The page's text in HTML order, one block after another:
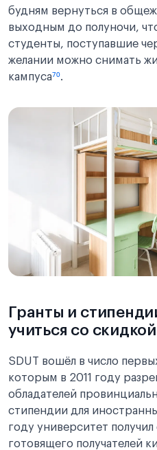
будням вернуться в
выходным до полуночи,
студенты, поступавшие
желании можно снимать
кампуса⁷⁰.
Гранты и
учиться со скидкой
SDUT вошёл в число
которым в 2011 году
обладателей
стипендии для
году университет получил
готовящего получателей